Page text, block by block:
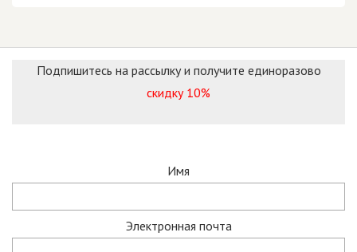
Подпишитесь на рассылку и получите единоразово
скидку 10%
Имя
Электронная почта